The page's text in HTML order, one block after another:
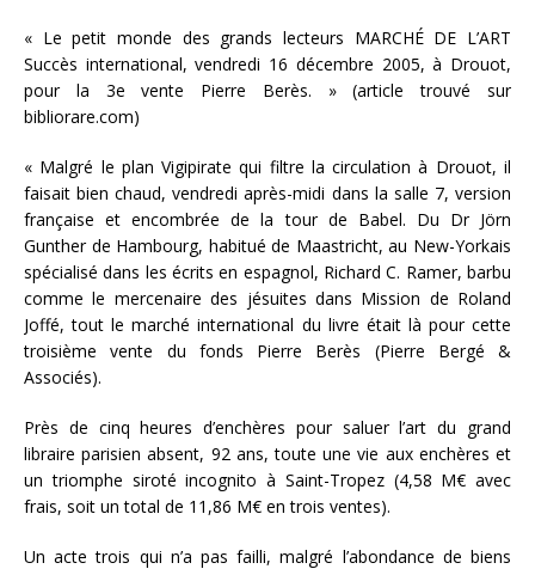
« Le petit monde des grands lecteurs MARCHÉ DE L’ART
Succès international, vendredi 16 décembre 2005, à Drouot,
pour la 3e vente Pierre Berès. » (article trouvé sur
bibliorare.com)
« Malgré le plan Vigipirate qui filtre la circulation à Drouot, il
faisait bien chaud, vendredi après-midi dans la salle 7, version
française et encombrée de la tour de Babel. Du Dr Jörn
Gunther de Hambourg, habitué de Maastricht, au New-Yorkais
spécialisé dans les écrits en espagnol, Richard C. Ramer, barbu
comme le mercenaire des jésuites dans Mission de Roland
Joffé, tout le marché international du livre était là pour cette
troisième vente du fonds Pierre Berès (Pierre Bergé &
Associés).
Près de cinq heures d’enchères pour saluer l’art du grand
libraire parisien absent, 92 ans, toute une vie aux enchères et
un triomphe siroté incognito à Saint-Tropez (4,58 M€ avec
frais, soit un total de 11,86 M€ en trois ventes).
Un acte trois qui n’a pas failli, malgré l’abondance de biens